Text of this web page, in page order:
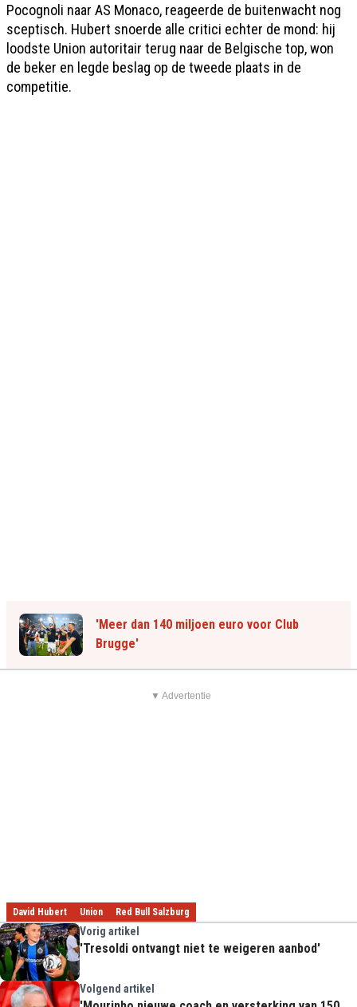
Pocognoli naar AS Monaco, reageerde de buitenwacht nog
sceptisch. Hubert snoerde alle critici echter de mond: hij
loodste Union autoritair terug naar de Belgische top, won
de beker en legde beslag op de tweede plaats in de
competitie.
'Meer dan 140 miljoen euro voor Club
Brugge'
▼ Advertentie
David Hubert Union Red Bull Salzburg
Vorig artikel
'Tresoldi ontvangt niet te weigeren aanbod'
Volgend artikel